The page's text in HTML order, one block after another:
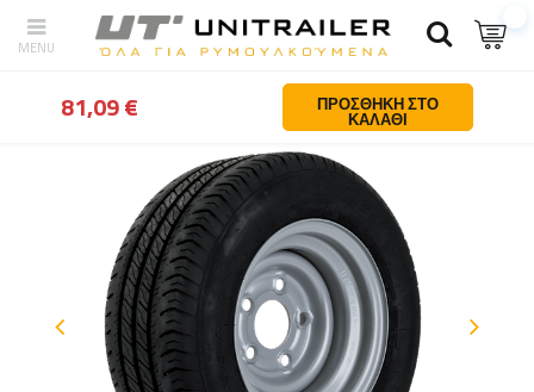
Πίσω Σπίτι Τροχοι ζαντες ελαστικα Τροχοι για ρυμουλκουμενα
81,09 € ΠΡΟΣΘΉΚΗ ΣΤΟ
ΚΑΛΆΘΙ